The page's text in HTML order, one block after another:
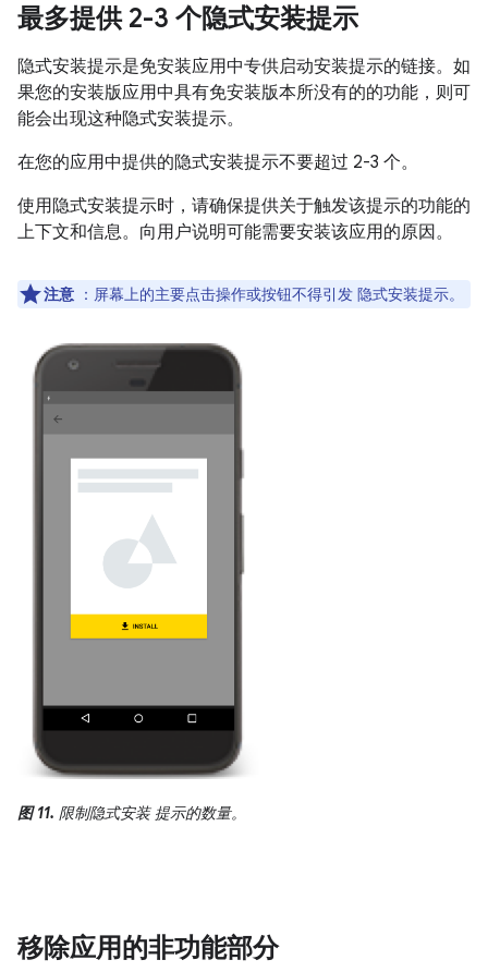
最多提供 2-3 个隐式安装提示
隐式安装提示是免安装应用中专供启动安装提示的链接。如
果您的安装版应用中具有免安装版本所没有的的功能，则可
能会出现这种隐式安装提示。
在您的应用中提供的隐式安装提示不要超过 2-3 个。
使用隐式安装提示时，请确保提供关于触发该提示的功能的
上下文和信息。向用户说明可能需要安装该应用的原因。
注意 ：屏幕上的主要点击操作或按钮不得引发 隐式安装提示。
图 11. 限制隐式安装 提示的数量。
移除应用的非功能部分